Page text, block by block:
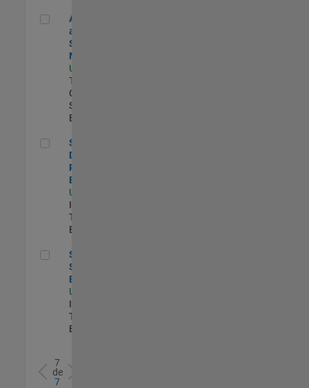
Aerospace and Defense Sales Account Manager
Aerospace
and Defense
Sales Account
Manager
US-CA-
Torrance
Commercial
Sales |
Experimentado
Senior Database Reliability Engineer
Senior
Database
Reliability
Engineer
US-MA-Natick
Information
Technology |
Experimentado
Senior Sailpoint IAM Engineer
Senior
Sailpoint IAM
Engineer
US-MA-Natick
Information
Technology |
Experimentado
7
de
7